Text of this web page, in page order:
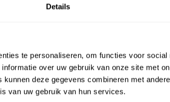
Details
te personaliseren, om functies voor social
over uw gebruik van onze site met
deze gegevens combineren met
van uw gebruik van hun services.
facturatie. “Zij
sneller
veel tijd én
vaste